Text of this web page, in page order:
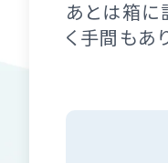
あとは箱に
く手間もあ